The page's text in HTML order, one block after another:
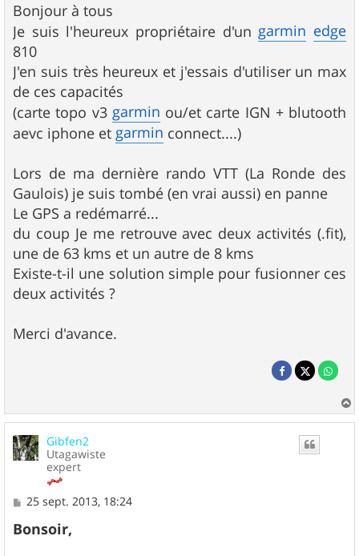
s
s
a
g
e
Bonjour à tous
Je suis l'heureux propriétaire d'ungarmin edge
810
J'en suis très heureux et j'essais d'utiliser un max
de ces capacités
(carte topo v3 garmin ou/et carte IGN + blutooth
aevc iphone et garmin connect....)
Lors de ma dernière rando VTT (La Ronde des
Gaulois) je suis tombé (en vrai aussi) en panne
Le GPS a redémarré...
du coup Je me retrouve avec deux activités (.fit),
une de 63 kms et un autre de 8 kms
Existe-t-il une solution simple pour fusionner ces
deux activités ?
Merci d'avance.
a
Gibfen2
Utagawiste
expert
M
s
s
25 sept. 2013, 18:24
Bonsoir,